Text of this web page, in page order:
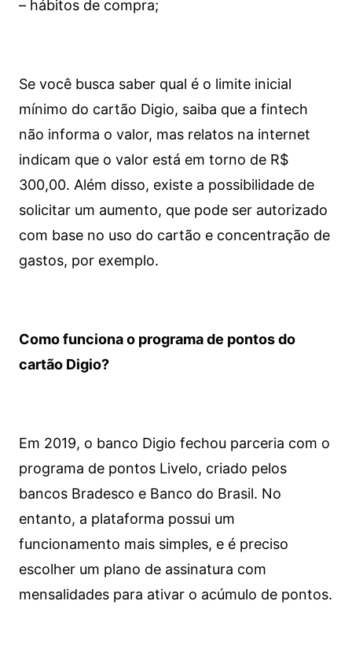
– hábitos de compra;
Se você busca saber qual é o limite inicial
mínimo do cartão Digio, saiba que a fintech
não informa o valor, mas relatos na internet
indicam que o valor está em torno de R$
300,00. Além disso, existe a possibilidade de
solicitar um aumento, que pode ser autorizado
com base no uso do cartão e concentração de
gastos, por exemplo.
Como funciona o programa de pontos do
cartão Digio?
Em 2019, o banco Digio fechou parceria com o
programa de pontos Livelo, criado pelos
bancos Bradesco e Banco do Brasil. No
entanto, a plataforma possui um
funcionamento mais simples, e é preciso
escolher um plano de assinatura com
mensalidades para ativar o acúmulo de pontos.